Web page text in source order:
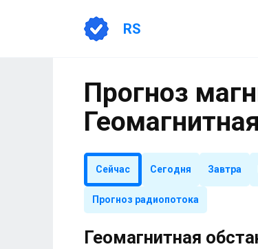
RS
Прогноз
Сейчас Сегодня Завтра
Прогноз радиопотока
Геомагнитная